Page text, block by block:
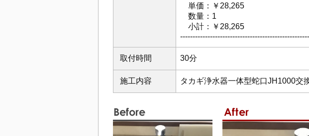
単価：￥28,265
数量：1
小計：￥28,265
取付時間 30分
施工内容 タカギ浄水器一体型蛇口JH1000交